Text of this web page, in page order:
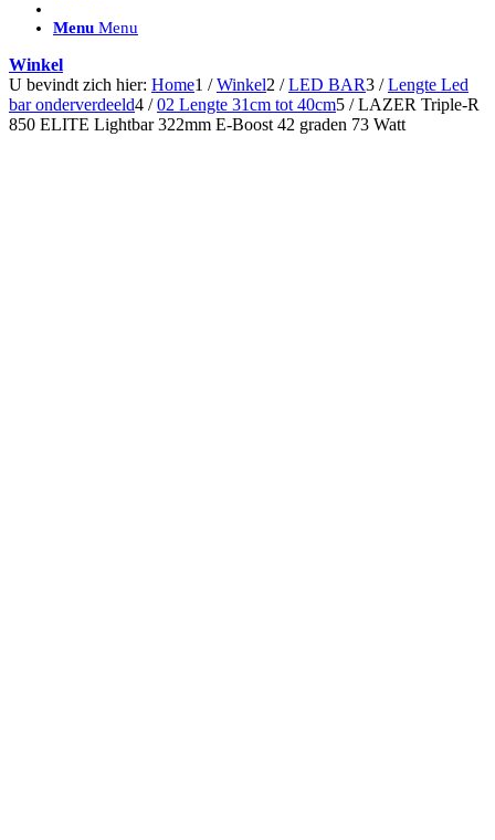
ACCESSOIRES/ AANSLUITMATERIAAL
Can-bus interface
Accessoires Lazer
Kabelboom & Adapters
Installatiemateriaal
Menu Menu
Winkel
U bevindt zich hier: Home1 / Winkel2 / LED BAR3 / Lengte Led
bar onderverdeeld4 / 02 Lengte 31cm tot 40cm5 / LAZER Triple-R
850 ELITE Lightbar 322mm E-Boost 42 graden 73 Watt